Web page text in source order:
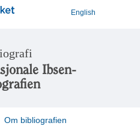
English
Ibsen-
Om bibliografien